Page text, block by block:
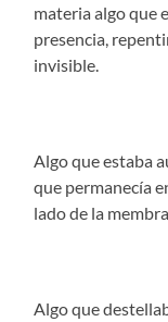
materia algo que
presencia,
invisible.
Algo que estaba
que permanecía
lado de la
Algo que